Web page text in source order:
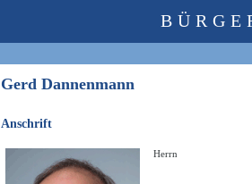
Gerd Dannenmann
Anschrift
Herrn